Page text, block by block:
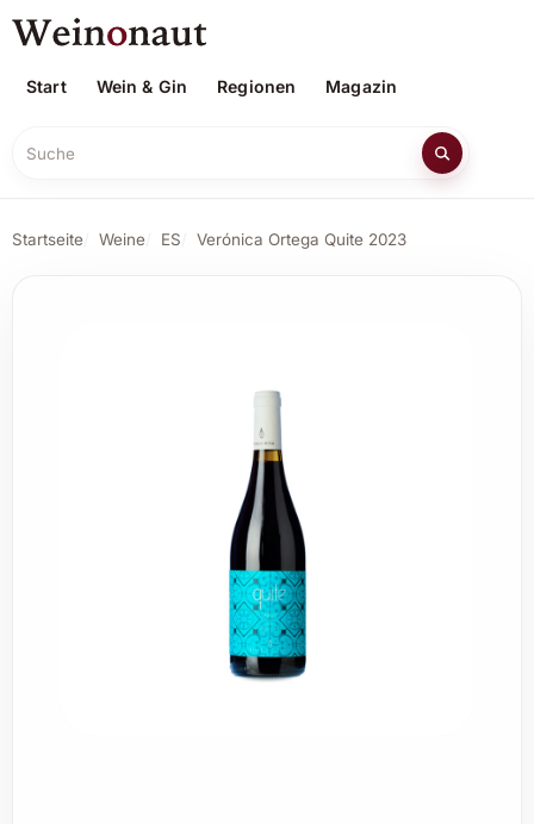
Start Wein & Gin Regionen Magazin
Suche
Startseite Weine ES Verónica Ortega Quite 2023